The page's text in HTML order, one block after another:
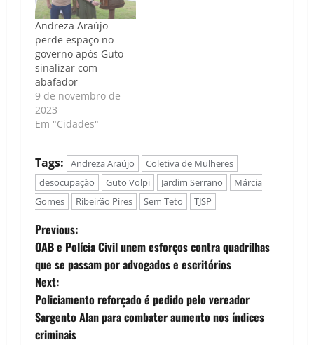
Andreza Araújo
perde espaço no
governo após Guto
sinalizar com
abafador
9 de novembro de
2023
Em "Cidades"
Tags: Andreza Araújo
Coletiva de Mulheres
desocupação
Guto Volpi Jardim Serrano
Márcia
Gomes
Ribeirão Pires Sem Teto TJSP
P
o
s
t
Previous:
OAB e Polícia Civil unem esforços contra quadrilhas
que se passam por advogados e escritórios
Next:
Policiamento reforçado é pedido pelo vereador
Sargento Alan para combater aumento nos índices
criminais